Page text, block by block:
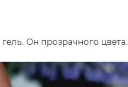
Он прозрачного цвета.